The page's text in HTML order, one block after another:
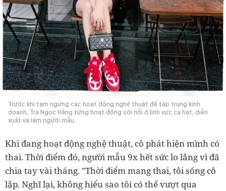
Trước khi tạm ngưng các hoạt động nghệ thuật để tập trung kinh
doanh, Trà Ngọc Hằng từng hoạt động sôi nổi ở lĩnh vực ca hát, diễn
xuất và làm người mẫu
Khi đang hoạt động nghệ thuật, cô phát hiện mình có
thai. Thời điểm đó, người mẫu 9x hết sức lo lắng vì đã
chia tay vài tháng. "Thời điểm mang thai, tôi sống cô
lập. Nghĩ lại, không hiểu sao tôi có thể vượt qua